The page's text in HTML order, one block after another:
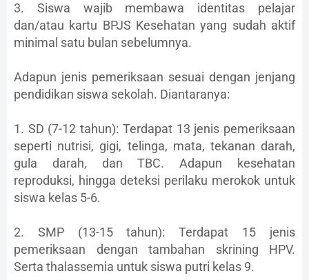
3. Siswa wajib membawa identitas pelajar
dan/atau kartu BPJS Kesehatan yang sudah aktif
minimal satu bulan sebelumnya.
Adapun jenis pemeriksaan sesuai dengan jenjang
pendidikan siswa sekolah. Diantaranya:
1. SD (7-12 tahun): Terdapat 13 jenis pemeriksaan
seperti nutrisi, gigi, telinga, mata, tekanan darah,
gula darah, dan TBC. Adapun kesehatan
reproduksi, hingga deteksi perilaku merokok untuk
siswa kelas 5-6.
2. SMP (13-15 tahun): Terdapat 15 jenis
pemeriksaan dengan tambahan skrining HPV.
Serta thalassemia untuk siswa putri kelas 9.